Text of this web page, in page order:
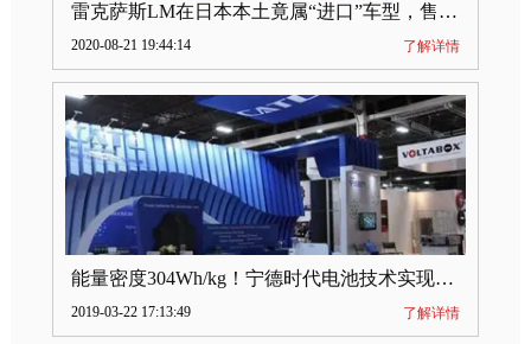
雷克萨斯LM在日本本土竟属“进口”车型，售价2580万日元
2020-08-21 19:44:14 了解详情
能量密度304Wh/kg！宁德时代电池技术实现突破
2019-03-22 17:13:49 了解详情